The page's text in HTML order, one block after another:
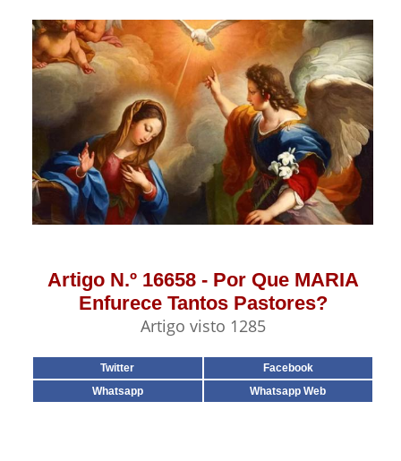
Artigo N.º 16658 - Por Que MARIA
Enfurece Tantos Pastores?
Artigo visto 1285
Twitter
Facebook
Whatsapp
Whatsapp Web